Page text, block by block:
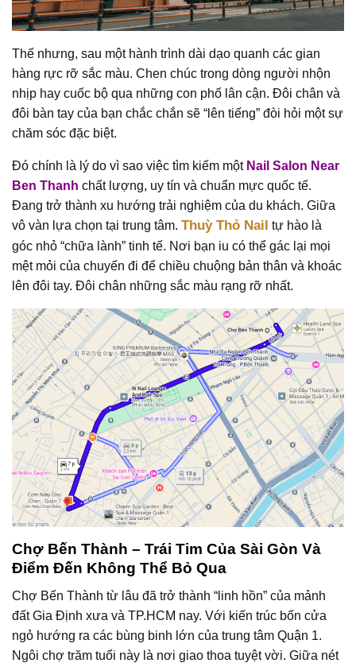
Thế nhưng, sau một hành trình dài dạo quanh các gian
hàng rực rỡ sắc màu. Chen chúc trong dòng người nhộn
nhịp hay cuốc bộ qua những con phố lân cận. Đôi chân và
đôi bàn tay của bạn chắc chắn sẽ “lên tiếng” đòi hỏi một sự
chăm sóc đặc biệt.
Đó chính là lý do vì sao việc tìm kiếm một Nail Salon Near
Ben Thanh chất lượng, uy tín và chuẩn mực quốc tế.
Đang trở thành xu hướng trải nghiệm của du khách. Giữa
vô vàn lựa chọn tại trung tâm. Thuỳ Thỏ Nail tự hào là
góc nhỏ “chữa lành” tinh tế. Nơi bạn iu có thể gác lại mọi
mệt mỏi của chuyến đi để chiều chuộng bản thân và khoác
lên đôi tay. Đôi chân những sắc màu rạng rỡ nhất.
Chợ Bến Thành – Trái Tim Của Sài Gòn Và
Điểm Đến Không Thể Bỏ Qua
Chợ Bến Thành từ lâu đã trở thành “linh hồn” của mảnh
đất Gia Định xưa và TP.HCM nay. Với kiến trúc bốn cửa
ngỏ hướng ra các bùng binh lớn của trung tâm Quận 1.
Ngôi chợ trăm tuổi này là nơi giao thoa tuyệt vời. Giữa nét